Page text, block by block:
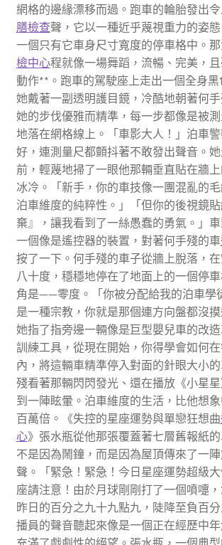
網格的邊緣漂移而過。跑車的輪胎發出
膳檢查聲，它以一種近乎蔑視重力的姿
一個只有它車身尺寸寬度的停車格中。
檢中心程就像一場舞蹈，流暢、完美，
動作**。跑車的駕駛座上走出一個全身黑
她戴著一副透明護目鏡，冷酷地朝著何
她的步伐優雅而精準，每一步都像是被
地落在網格線上。「車影大人！」泊車
好，連測量尺都顫抖著不敢發出聲音。
前，輕蔑地掃了一眼他那輛垂直貼在牆
冰冷。「新手，你的車技像一團混亂的
泊車維度的純粹性。」「但你的後視鏡
棄』，讓我看到了一絲愚蠢的勇氣。」
一個像是遙控器的裝置，對著何手殘的車
按了一下。何手殘的車子從牆上脫落，
八十度，穩穩地停在了地面上的一個停
角是——零度。「你被分配給我的泊車學
是一種宗教，你就是那個連方向盤都沒摸
她指了指旁邊一輛像是巨型嬰兒車的改
訓練工具，從現在開始，你得學會如何
內，將這輛車精準停入對面的針眼大小
殘看著那輛閃閃發光、還在播放《小星
到一陣眩暈。泊車維度的生活，比他想
百萬倍。《失控的星座運勢與單戀狂想曲
心》張水瓶從他那張覆蓋著七層舊報紙的
不是因為鬧鐘，而是因為屋頂傳來了一
聲。「緊急！緊急！今日星座運勢超級
座請注意！由於月球剛剛打了一個噴嚏
昨日的百分之九十九點九，陡降至負百
播員的聲音聽起來像是一個正在經歷中年